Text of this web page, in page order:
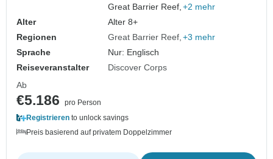
Great Barrier Reef, +2 mehr
Alter
Alter 8+
Regionen
Great Barrier Reef +3 mehr
Sprache
Nur: Englisch
Reiseveranstalter
Discover Corps
Ab
€5.186
pro Person
Registrieren to unlock savings
Preis basierend auf privatem Doppelzimmer